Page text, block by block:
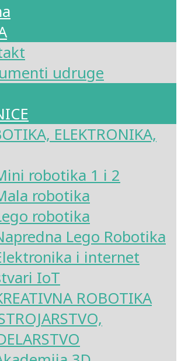
udruge
ELEKTRONIKA,
robotika 1 i 2
robotika
robotika
Lego Robotika
i internet
IoT
ROBOTIKA